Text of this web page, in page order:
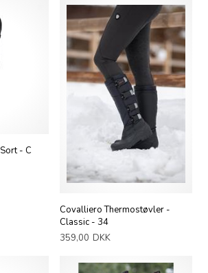
- C
Covalliero Thermostøvler -
Classic - 34
359,00 DKK